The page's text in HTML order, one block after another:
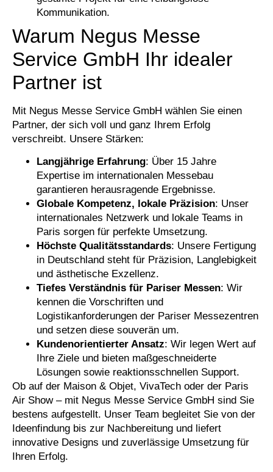
Kommunikation.
Warum Negus Messe
Service GmbH Ihr idealer
Partner ist
Mit Negus Messe Service GmbH wählen Sie einen
Partner, der sich voll und ganz Ihrem Erfolg
verschreibt. Unsere Stärken:
Langjährige Erfahrung: Über 15 Jahre
Expertise im internationalen Messebau
garantieren herausragende Ergebnisse.
Globale Kompetenz, lokale Präzision: Unser
internationales Netzwerk und lokale Teams in
Paris sorgen für perfekte Umsetzung.
Höchste Qualitätsstandards: Unsere Fertigung
in Deutschland steht für Präzision, Langlebigkeit
und ästhetische Exzellenz.
Tiefes Verständnis für Pariser Messen: Wir
kennen die Vorschriften und
Logistikanforderungen der Pariser Messezentren
und setzen diese souverän um.
Kundenorientierter Ansatz: Wir legen Wert auf
Ihre Ziele und bieten maßgeschneiderte
Lösungen sowie reaktionsschnellen Support.
Ob auf der Maison & Objet, VivaTech oder der Paris
Air Show – mit Negus Messe Service GmbH sind Sie
bestens aufgestellt. Unser Team begleitet Sie von der
Ideenfindung bis zur Nachbereitung und liefert
innovative Designs und zuverlässige Umsetzung für
Ihren Erfolg.